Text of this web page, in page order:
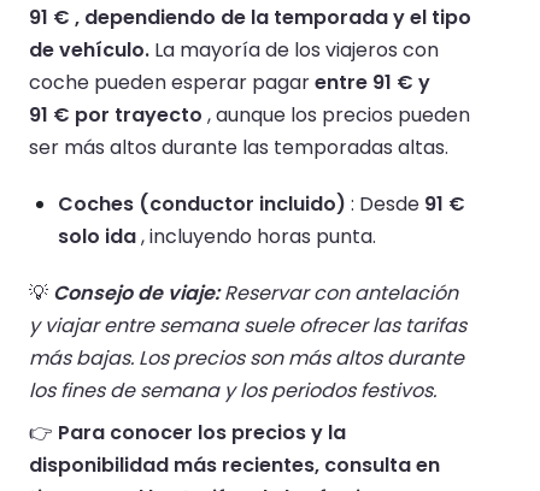
91 € , dependiendo de la temporada y el tipo
de vehículo. La mayoría de los viajeros con
coche pueden esperar pagarentre 91 € y
91 € por trayecto , aunque los precios pueden
ser más altos durante las temporadas altas.
Coches (conductor incluido) : Desde 91 €
solo ida, incluyendo horas punta.
💡 Consejo de viaje:Reservar con antelación
y viajar entre semana suele ofrecer las tarifas
más bajas. Los precios son más altos durante
los fines de semana y los periodos festivos.
👉 Para conocer los precios y la
disponibilidad más recientes, consulta en